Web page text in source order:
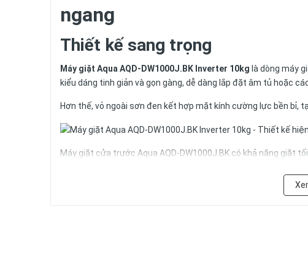
ngang
Thiết kế sang trọng
Máy giặt Aqua AQD-DW1000J.BK Inverter 10kg là dòng máy
kiểu dáng tinh giản và gọn gàng, dễ dàng lắp đặt âm tủ hoặc
Hơn thế, vỏ ngoài sơn đen kết hợp mặt kính cường lực bền bỉ,
Máy giặt cửa trước Aqua AQD-DW1000J.BK có khả năng giặt
Công nghệ giặt AI Smart Wash